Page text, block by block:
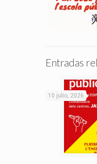
Entradas
10 julio, 2026